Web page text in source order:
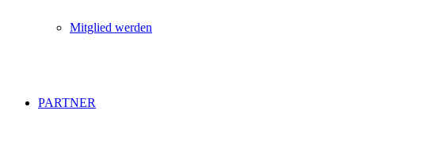
Mitglied werden
PARTNER